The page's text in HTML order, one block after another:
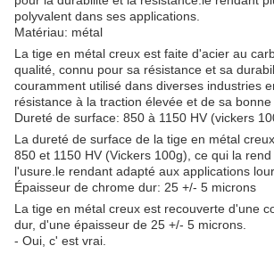
polyvalent dans ses applications.
Matériau: métal
La tige en métal creux est faite d'acier au
qualité, connu pour sa résistance et sa
couramment utilisé dans diverses industries
résistance à la traction élevée et de sa bonne
Dureté de surface: 850 à 1150 HV (vickers
La dureté de surface de la tige en métal
850 et 1150 HV (Vickers 100g), ce qui la
l'usure.le rendant adapté aux applications
Épaisseur de chrome dur: 25 +/- 5 microns
La tige en métal creux est recouverte d'une
dur, d'une épaisseur de 25 +/- 5 microns.
- Oui, c' est vrai.